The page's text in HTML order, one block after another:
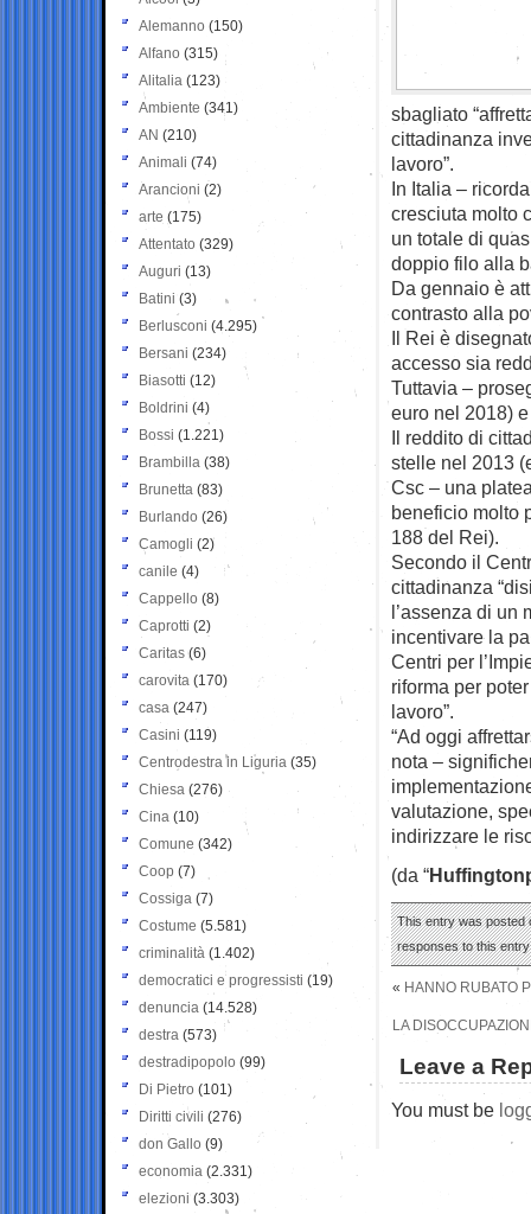
sbagliato
cittadinanza
lavoro”.
In Italia –
cresciuta molto
un totale di
doppio filo alla
Da gennaio è
contrasto alla
Il Rei è
accesso sia
Tuttavia –
euro nel 2018)
Il reddito di
stelle nel 2013
Csc – una
beneficio molto
188 del Rei).
Secondo il
cittadinanza
l’assenza di un
incentivare la
Centri per
riforma per
lavoro”.
“Ad oggi
nota –
valutazione,
indirizzare le
(da “
This entry was posted
responses to this
« HANNO RUBATO
LA
Leave a
You must be
Alemanno (150)
Alfano (315)
Alitalia (123)
Ambiente (341)
AN (210)
Animali (74)
Arancioni (2)
arte (175)
Attentato (329)
Auguri (13)
Batini (3)
Berlusconi (4.295)
Bersani (234)
Biasotti (12)
Boldrini (4)
Bossi (1.221)
Brambilla (38)
Brunetta (83)
Burlando (26)
Camogli (2)
canile (4)
Cappello (8)
Caprotti (2)
Caritas (6)
carovita (170)
casa (247)
Casini (119)
Centrodestra in Liguria (35)
Chiesa (276)
Cina (10)
Comune (342)
Coop (7)
Cossiga (7)
Costume (5.581)
criminalità (1.402)
democratici e progressisti (19)
denuncia (14.528)
destra (573)
destradipopolo (99)
Di Pietro (101)
Diritti civili (276)
don Gallo (9)
economia (2.331)
elezioni (3.303)